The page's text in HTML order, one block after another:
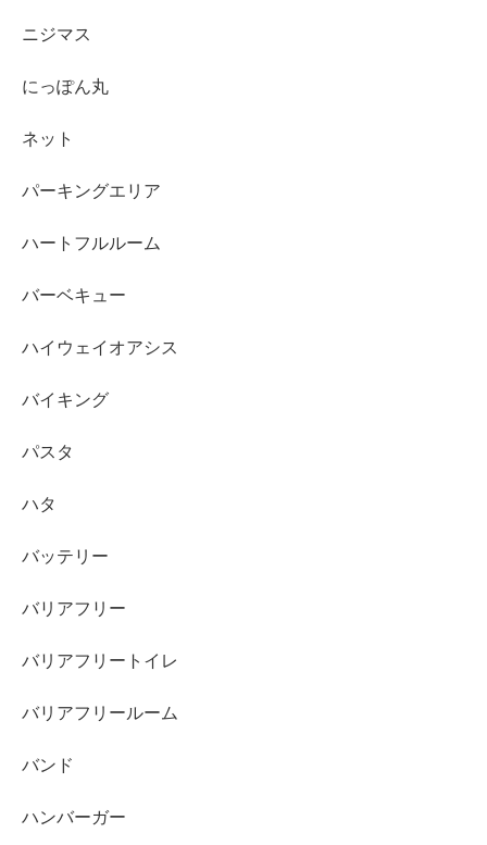
ニジマス
にっぽん丸
ネット
パーキングエリア
ハートフルルーム
バーベキュー
ハイウェイオアシス
バイキング
パスタ
ハタ
バッテリー
バリアフリー
バリアフリートイレ
バリアフリールーム
バンド
ハンバーガー